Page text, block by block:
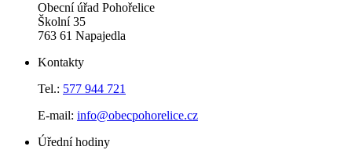
Obecní úřad Pohořelice
Školní 35
763 61 Napajedla
Kontakty
Tel.: 577 944 721
E-mail: info@obecpohorelice.cz
Úřední hodiny